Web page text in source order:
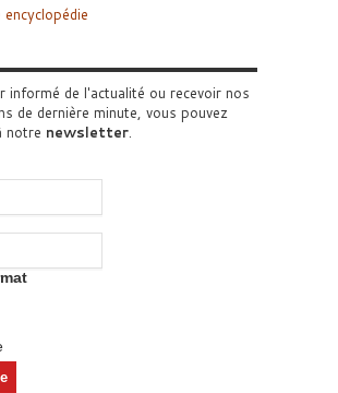
informé de l'actualité ou recevoir nos
de dernière minute, vous pouvez
notre newsletter.